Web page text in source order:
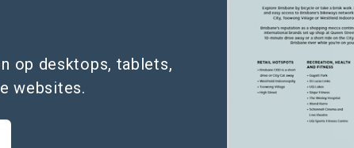
op desktops, tablets,
websites.